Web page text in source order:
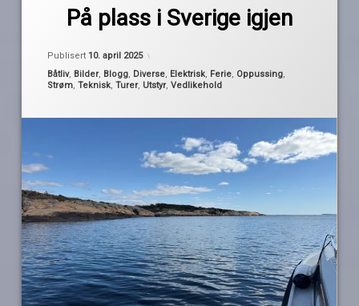
På plass i Sverige igjen
Publisert 10. april 2025
Kategorier:
Båtliv, Bilder, Blogg, Diverse, Elektrisk, Ferie, Oppussing,
Strøm,Teknisk,Turer, Utstyr,Vedlikehold
fredrikstad
koster
oscarsborg
sverige
Tur